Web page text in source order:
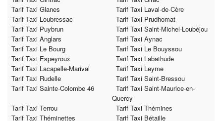
Tarif Taxi Glanes
Tarif Taxi Laval-de-Cère
Tarif Taxi Loubressac
Tarif Taxi Prudhomat
Tarif Taxi Puybrun
Tarif Taxi Saint-Michel-Loubéjou
Tarif Taxi Anglars
Tarif Taxi Aynac
Tarif Taxi Le Bourg
Tarif Taxi Le Bouyssou
Tarif Taxi Espeyroux
Tarif Taxi Labathude
Tarif Taxi Lacapelle-Marival
Tarif Taxi Leyme
Tarif Taxi Rudelle
Tarif Taxi Saint-Bressou
Tarif Taxi Sainte-Colombe 46
Tarif Taxi Saint-Maurice-en-
Quercy
Tarif Taxi Terrou
Tarif Taxi Thémines
Tarif Taxi Théminettes
Tarif Taxi Bétaille